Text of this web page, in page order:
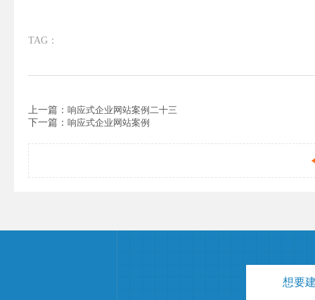
TAG：
上一篇： 响应式企业网站案例二十三
下一篇： 响应式企业网站案例
想要